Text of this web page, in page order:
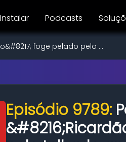
Instalar Podcasts
foge pelado pelo ...
Episódio 9789: